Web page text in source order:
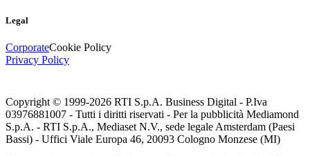
Legal
CorporateCookie Policy
Privacy Policy
Copyright © 1999-2026 RTI S.p.A. Business Digital - P.Iva
03976881007 - Tutti i diritti riservati - Per la pubblicità Mediamond
S.p.A. - RTI S.p.A., Mediaset N.V., sede legale Amsterdam (Paesi
Bassi) - Uffici Viale Europa 46, 20093 Cologno Monzese (MI)